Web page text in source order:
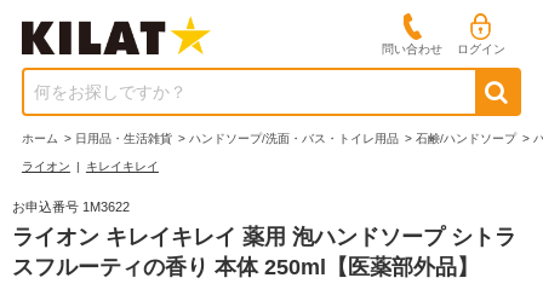
問い合わせ ログイン
何をお探しですか？
ホーム > 日用品・生活雑貨 > ハンドソープ/洗面・バス・トイレ用品 > 石鹸/ハンドソープ >
ライオン | キレイキレイ
お申込番号 1M3622
ライオン キレイキレイ 薬用 泡ハンドソープ シトラ
スフルーティの香り 本体 250ml【医薬部外品】